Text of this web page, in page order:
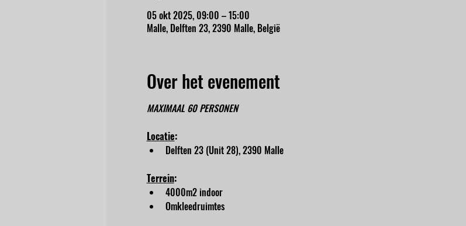
05 okt 2025, 09:00 – 15:00
Malle, Delften 23, 2390 Malle, België
Over het evenement
MAXIMAAL 60 PERSONEN
Locatie:
Delften 23 (Unit 28), 2390 Malle
Terrein:
4000m2 indoor
Omkleedruimtes